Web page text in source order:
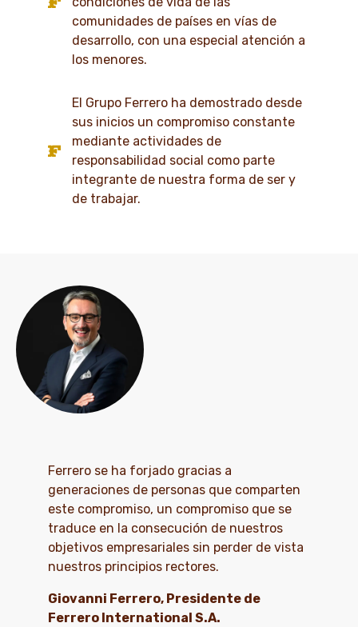
comunidades de países en vías de
desarrollo, con una especial atención a
los menores.
El Grupo Ferrero ha demostrado desde
sus inicios un compromiso constante
mediante actividades de
responsabilidad social como parte
integrante de nuestra forma de ser y
de trabajar.
Ferrero se ha forjado gracias a
generaciones de personas que comparten
este compromiso, un compromiso que se
traduce en la consecución de nuestros
objetivos empresariales sin perder de vista
nuestros principios rectores.
Giovanni Ferrero, Presidente de
Ferrero International S.A.